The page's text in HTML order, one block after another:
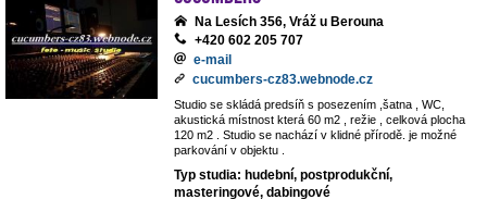
Na Lesích 356, Vráž u Berouna
+420 602 205 707
e-mail
cucumbers-cz83.webnode.cz
Studio se skládá predsíň s posezením ,šatna , WC,
akustická místnost která 60 m2 , režie , celková plocha
120 m2 . Studio se nachází v klidné přírodě. je možné
parkování v objektu .
Typ studia: hudební, postprodukční,
masteringové, dabingové